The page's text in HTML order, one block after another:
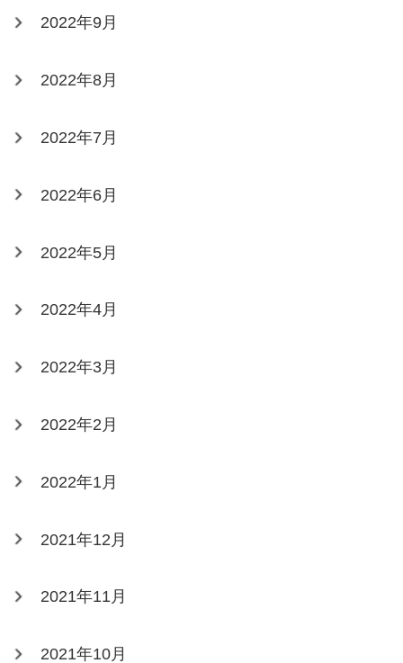
2022年9月
2022年8月
2022年7月
2022年6月
2022年5月
2022年4月
2022年3月
2022年2月
2022年1月
2021年12月
2021年11月
2021年10月